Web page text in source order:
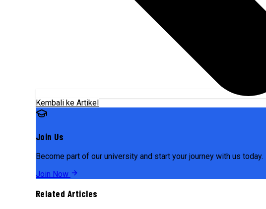
Kembali ke Artikel
Join Us
Become part of our university and start your journey with us today.
Join Now
Related Articles